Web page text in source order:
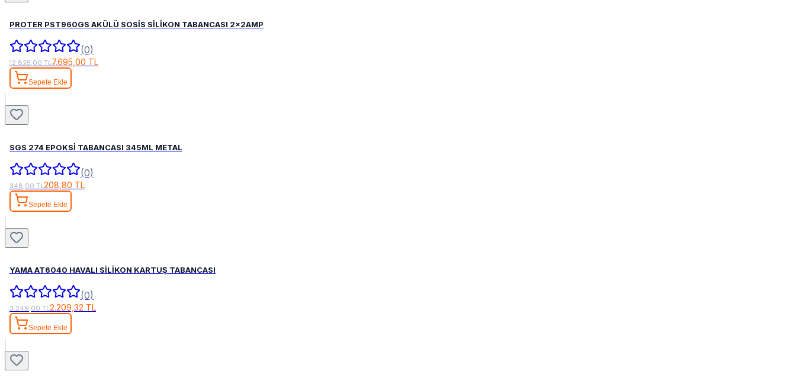
PROTER PST960GS AKÜLÜ SOSİS SİLİKON TABANCASI 2x2AMP
(0)
12.825,00 TL7.695,00 TL
Sepete Ekle
SGS 274 EPOKSİ TABANCASI 345ML METAL
(0)
348,00 TL208,80 TL
Sepete Ekle
YAMA AT6040 HAVALI SİLİKON KARTUŞ TABANCASI
(0)
3.249,00 TL2.209,32 TL
Sepete Ekle